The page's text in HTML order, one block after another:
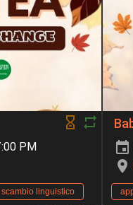
PM
scambio linguistico